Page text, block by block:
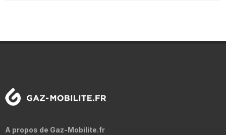
A propos de Gaz-Mobilite.fr